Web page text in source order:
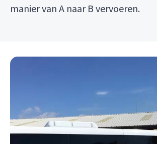
manier van A naar B vervoeren.